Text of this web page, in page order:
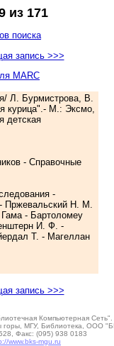
из 171
поиска
запись >>>
MARC
Л. Бурмистрова, В.
курица".- М.: Эксмо,
детская
- Справочные
-
- Пржевальский Н. М.
- Бартоломеу
И. Ф. -
Т. - Магеллан
запись >>>
Компьютерная Сеть".
горы, МГУ, Библиотека, ООО
Факс: (095) 938 0183
www.bks-mgu.ru